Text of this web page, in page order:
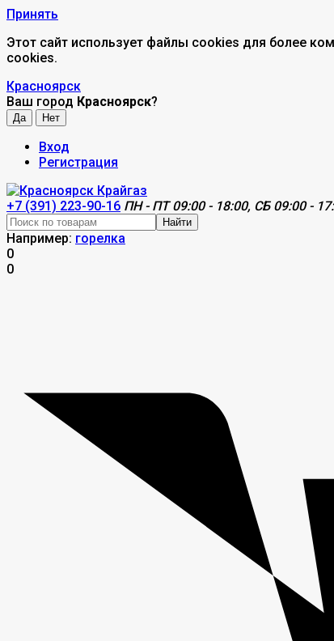
Принять
Этот сайт использует файлы cookies для более
cookies.
Красноярск
Ваш город Красноярск?
Вход
Регистрация
+7 (391) 223-90-16 ПН - ПТ 09:00 - 18:00, СБ 09:00 -
Найти
Например: горелка
0
0